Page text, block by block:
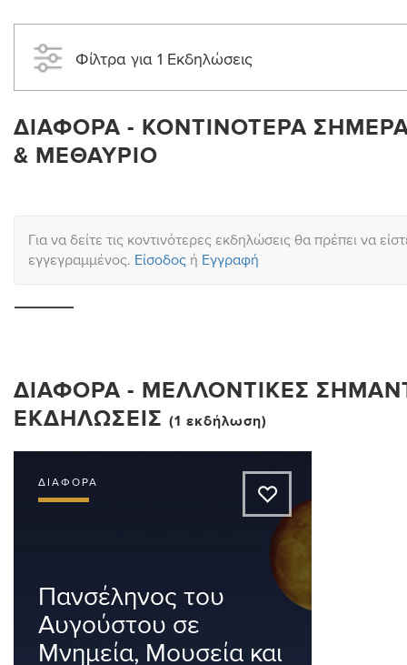
Φίλτρα για 1 Εκδηλώσεις
ΔΙΆΦΟΡΑ - ΚΟΝΤΙΝΌΤΕΡΑ
& ΜΕΘΑΎΡΙΟ
Για να δείτε τις κοντινότερες εκδηλώσεις θα πρέπει να
εγγεγραμμένος. Είσοδος ή Εγγραφή
ΔΙΆΦΟΡΑ - ΜΕΛΛΟΝΤΙΚΈΣ
ΕΚΔΗΛΏΣΕΙΣ (1 εκδήλωση)
ΔΙΆΦΟΡΑ
A
Πανσέληνος του
Αυγούστου σε
Μνημεία, Μουσεία και